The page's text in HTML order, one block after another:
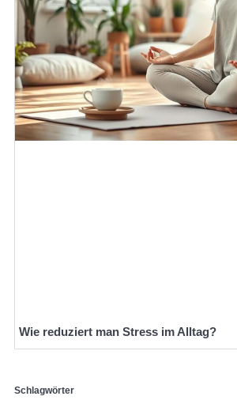
Wie reduziert man Stress im Alltag?
Schlagwörter